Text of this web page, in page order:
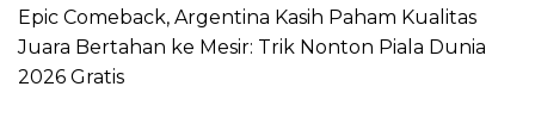
Epic Comeback, Argentina Kasih Paham Kualitas
Juara Bertahan ke Mesir: Trik Nonton Piala Dunia
2026 Gratis